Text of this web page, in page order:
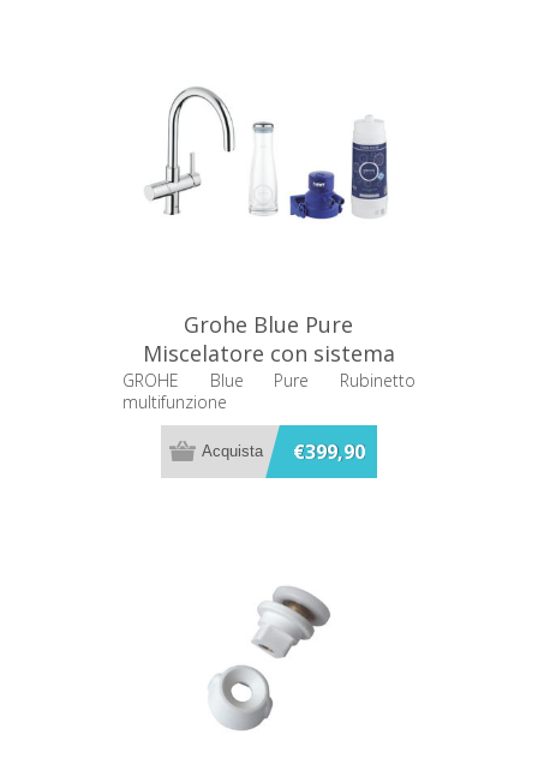
Grohe Blue Pure
Miscelatore con sistema
filtrante 33249000
GROHE Blue Pure Rubinetto
multifunzione
€399,90